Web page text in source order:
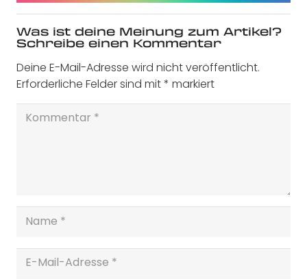
Was ist deine Meinung zum Artikel?
Schreibe einen Kommentar
Deine E-Mail-Adresse wird nicht veröffentlicht.
Erforderliche Felder sind mit* markiert